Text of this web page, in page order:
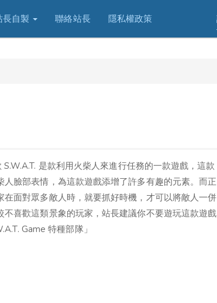
長自製 聯絡站長 隱私權政策
是款利用火柴人來進行任務的一款遊戲，這款
臉部表情，為這款遊戲添增了許多有趣的元素。而正
面對眾多敵人時，就要抓好時機，才可以將敵人一併
喜歡這類景象的玩家，站長建議你不要遊玩這款遊戲
Game 特種部隊」